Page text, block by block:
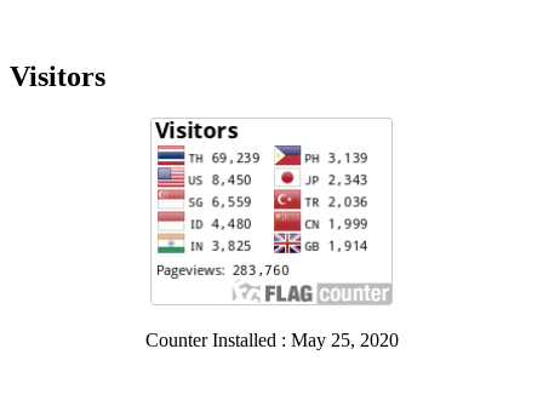
Visitors
Counter Installed : May 25, 2020